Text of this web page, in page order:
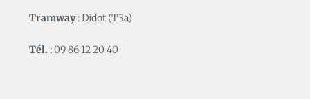
Tramway: Didot (T3a)
Tél. : 09 86 12 20 40